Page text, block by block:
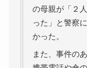
の母親が「２
った」と警察
かった。
また、事件の